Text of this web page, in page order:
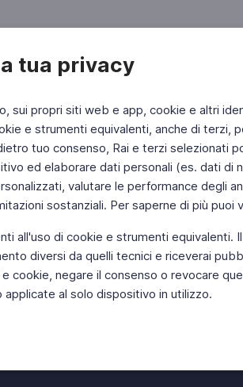
tua privacy
sui propri siti web e app, cookie e altri
e strumenti equivalenti, anche di terzi,
tuo consenso, Rai e terzi selezionati
ed elaborare dati personali (es. dati
valutare le performance degli
sostanziali. Per saperne di più puoi
all'uso di cookie e strumenti equivalenti.
diversi da quelli tecnici e riceverai
cookie, negare il consenso o revocare
al solo dispositivo in utilizzo.
Twitter Instagram